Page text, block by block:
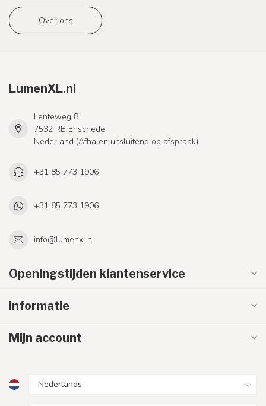
Over ons
LumenXL.nl
Lenteweg 8
7532 RB Enschede
Nederland (Afhalen uitsluitend op afspraak)
+31 85 773 1906
+31 85 773 1906
info@lumenxl.nl
Openingstijden klantenservice
Informatie
Mijn account